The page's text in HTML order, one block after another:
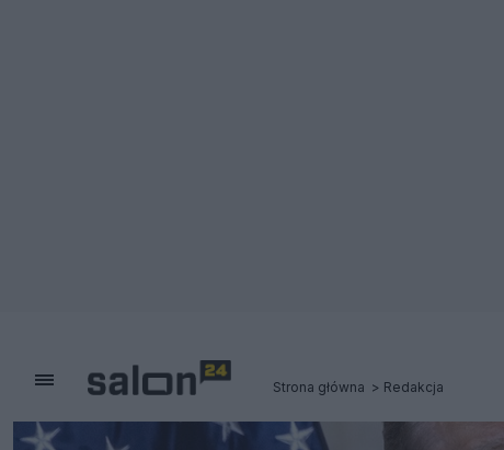
Strona główna Redakcja